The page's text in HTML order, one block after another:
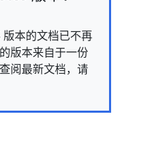
本的文档已不再
版本来自于一份
阅最新文档，请